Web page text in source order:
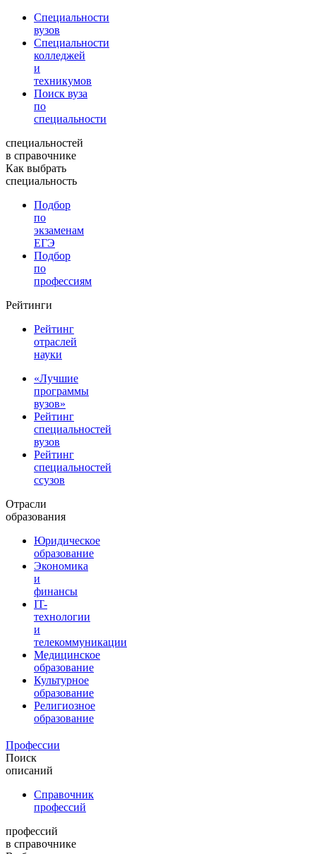
Специальности
вузов
Специальности
колледжей
и
техникумов
Поиск вуза
по
специальности
специальностей
в справочнике
Как выбрать
специальность
Подбор
по
экзаменам
ЕГЭ
Подбор
по
профессиям
Рейтинги
Рейтинг
отраслей
науки
«Лучшие
программы
вузов»
Рейтинг
специальностей
вузов
Рейтинг
специальностей
ссузов
Отрасли
образования
Юридическое
образование
Экономика
и
финансы
IT-
технологии
и
телекоммуникации
Медицинское
образование
Культурное
образование
Религиозное
образование
Профессии
Поиск
описаний
Справочник
профессий
профессий
в справочнике